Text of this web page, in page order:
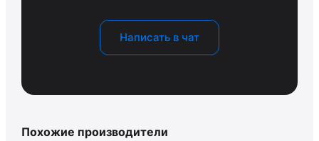
Написать в чат
Похожие производители